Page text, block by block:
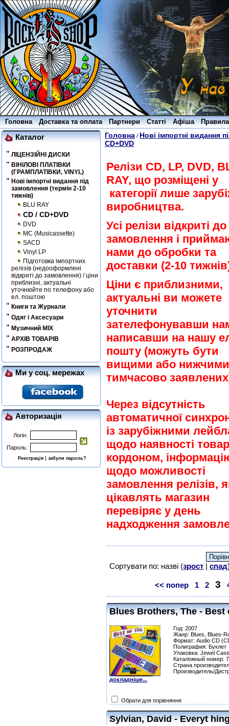
Головна Доставка та оплата Партнери Статті Афіша
Каталог
ЛІЦЕНЗІЙНІ ДИСКИ
ВІНІЛОВІ ПЛАТІВКИ
(ГРАМПЛАТІВКИ, VINYL)
Нові імпортні видання під
замовлення (термін 2-10
тижнів)
BLU RAY
CD / CD+DVD
DVD
MC (Musicassette)
SACD
Vinyl LP
Підготовка імпортних
релізів (недооформлені
відкриті до замовлення) / ціни
приблизні, актуальні
уточнюйте по телефону або
ел. поштою
Книги та Журнали
Одяг і Аксесуари
Музичний MIX
АРХІВ ТОВАРІВ
РОЗПРОДАЖ
Ми у соц. мережах
Авторизація
Логін:
Пароль:
Реєстрація |забули пароль?
Головна / Нові імпортні видання
CD+DVD
Релізи CD, LP, DVD,
RAY, що розміщені у
категорії лише
виробництва.
Усі релізи відкриті до
замовлення і
нами до обробки та
доставки (2-10
Ціни є приблизними,
актуальні ви можете
уточнити
зателефонувавши
написавши на нашу
пошту (можуть бути
вищими або нижчими
тимчасово
Через відсутність
автоматичної
із зарубіжними
щодо наявності
кордоном,
щодо можливості
замовлення релізів,
цікавлять магазин
перевіряє у день
надходження
Сортувати по: назві (зрост |спад
<< попер 1 2 3
Blues Brothers, The - Best
докладніше...
Год: 2007
Жанр: Blues, Blues-
Формат: Audio CD
Полиграфия: Буклет
Упаковка: Jewel Сase
Каталожный номер:
Страна
Производитель/
Обрати для порівняння
Sylvian, David - Everyt